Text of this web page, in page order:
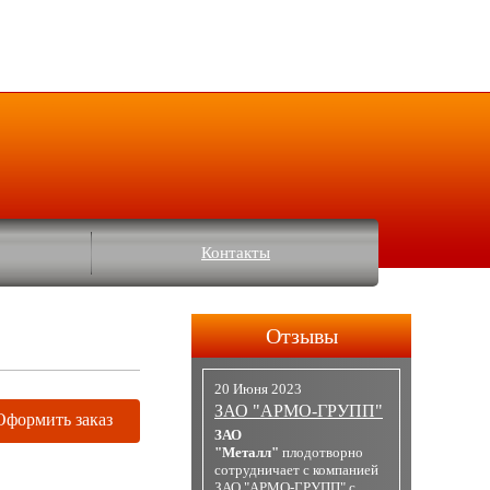
Контакты
заказ
Отзывы
20 Июня 2023
ЗАО "АРМО-ГРУПП"
ЗАО
"Металл" плодотворно
сотрудничает с компанией